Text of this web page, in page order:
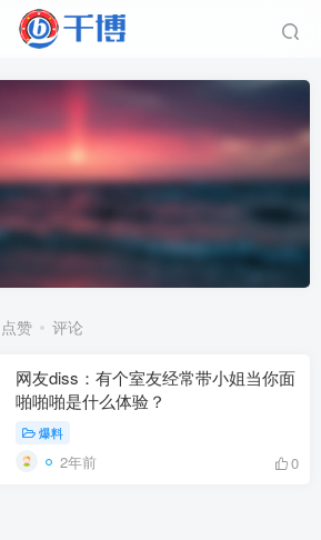
点赞 评论
网友diss：有个室友经常带小姐当你面
啪啪啪是什么体验？
爆料
2年前 0